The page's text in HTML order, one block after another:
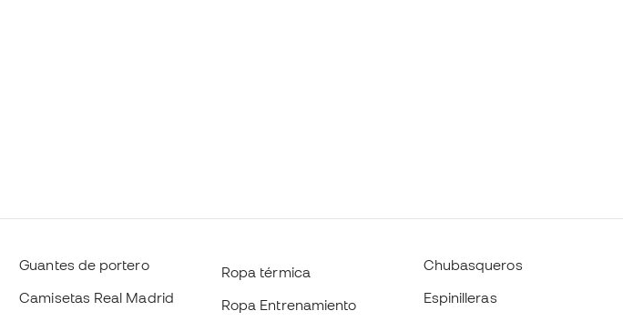
Guantes de portero
Camisetas Real Madrid
Ropa térmica
Ropa Entrenamiento
Chubasqueros
Espinilleras